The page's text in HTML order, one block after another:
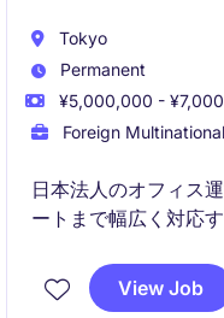
Tokyo
Permanent
¥5,000,000 -
Foreign Multinational
日本法人のオフィス
ートまで幅広く対応
海外本社と連携しな
本拠点の円滑な運営
View Job